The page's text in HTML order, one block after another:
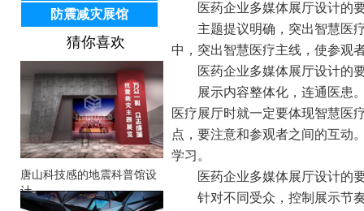
防震减灾展馆
猜你喜欢
唐山科技感的地震科普馆设
计
医药企业多媒体展厅设计的
主题提议明确，突出智慧医
中，突出智慧医疗主线，使参观
医药企业多媒体展厅设计的
展示内容整体化，连通医患
医疗展厅时就一定要体现智慧医
点，要注意和参观者之间的互动
学习。
医药企业多媒体展厅设计的
针对不同受众，控制展示节